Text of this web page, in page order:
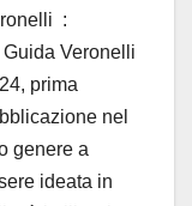
:
Guida Veronelli
prima
nel
genere a
ideata in